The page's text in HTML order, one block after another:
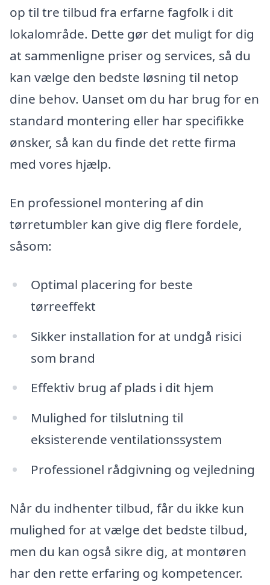
op til tre tilbud fra erfarne fagfolk i dit
lokalområde. Dette gør det muligt for dig
at sammenligne priser og services, så du
kan vælge den bedste løsning til netop
dine behov. Uanset om du har brug for en
standard montering eller har specifikke
ønsker, så kan du finde det rette firma
med vores hjælp.
En professionel montering af din
tørretumbler kan give dig flere fordele,
såsom:
Optimal placering for beste
tørreeffekt
Sikker installation for at undgå risici
som brand
Effektiv brug af plads i dit hjem
Mulighed for tilslutning til
eksisterende ventilationssystem
Professionel rådgivning og vejledning
Når du indhenter tilbud, får du ikke kun
mulighed for at vælge det bedste tilbud,
men du kan også sikre dig, at montøren
har den rette erfaring og kompetencer.